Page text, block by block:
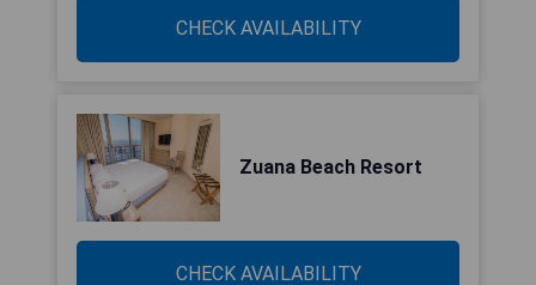
CHECK AVAILABILITY
Zuana Beach Resort
CHECK AVAILABILITY